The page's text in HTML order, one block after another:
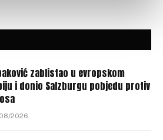
zablistao u evropskom
i donio Salzburgu pobjedu protiv
2026